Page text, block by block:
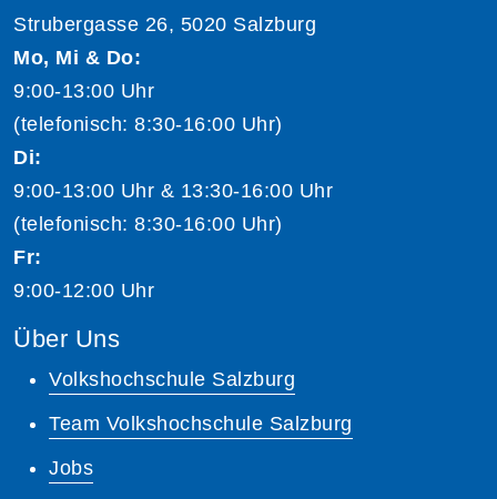
Strubergasse 26, 5020 Salzburg
Mo, Mi & Do:
9:00-13:00 Uhr
(telefonisch: 8:30-16:00 Uhr)
Di:
9:00-13:00 Uhr & 13:30-16:00 Uhr
(telefonisch: 8:30-16:00 Uhr)
Fr:
9:00-12:00 Uhr
Über Uns
Volkshochschule Salzburg
Team Volkshochschule Salzburg
Jobs